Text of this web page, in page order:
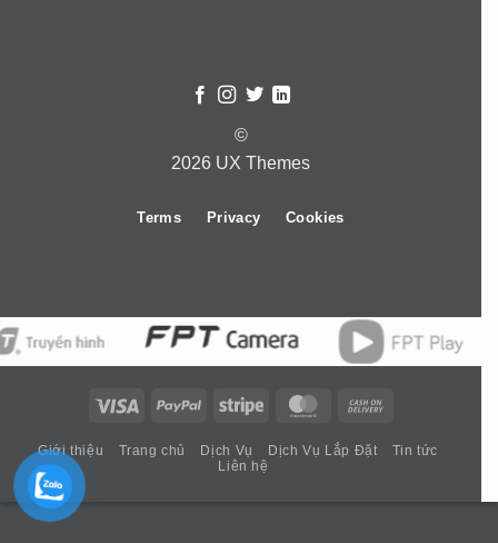
©
2026 UX Themes
Terms Privacy Cookies
Visa PayPal Stripe MasterCard
Delivery
Giới thiệu Trang chủ Dịch Vụ Dịch Vụ Lắp Đặt
Tin tức
Liên hệ